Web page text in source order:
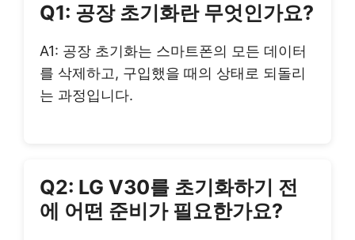
Q1: 공장 초기화란 무엇인가요?
A1: 공장 초기화는 스마트폰의 모든 데이터
를 삭제하고, 구입했을 때의 상태로 되돌리
는 과정입니다.
Q2: LG V30를 초기화하기 전
에 어떤 준비가 필요한가요?